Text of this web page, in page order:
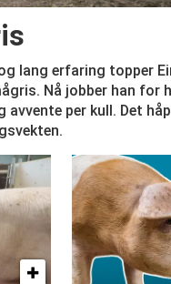
lang erfaring topper
Nå jobber han for
per kull. Det